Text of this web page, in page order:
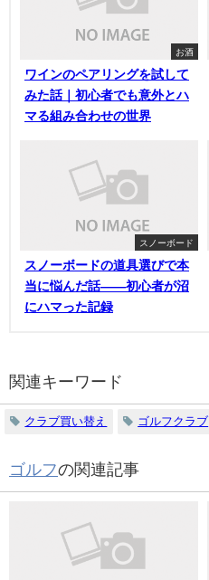
お酒
ワインのペアリングを試して
みた話｜初心者でも意外とハ
マる組み合わせの世界
スノーボード
スノーボードの道具選びで本
当に悩んだ話——初心者が沼
にハマった記録
関連キーワード
クラブ買い替え ゴルフクラブ
ゴルフの関連記事